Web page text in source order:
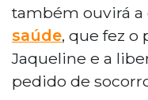
também ouvirá
saúde, que fez
Jaqueline e a
pedido de